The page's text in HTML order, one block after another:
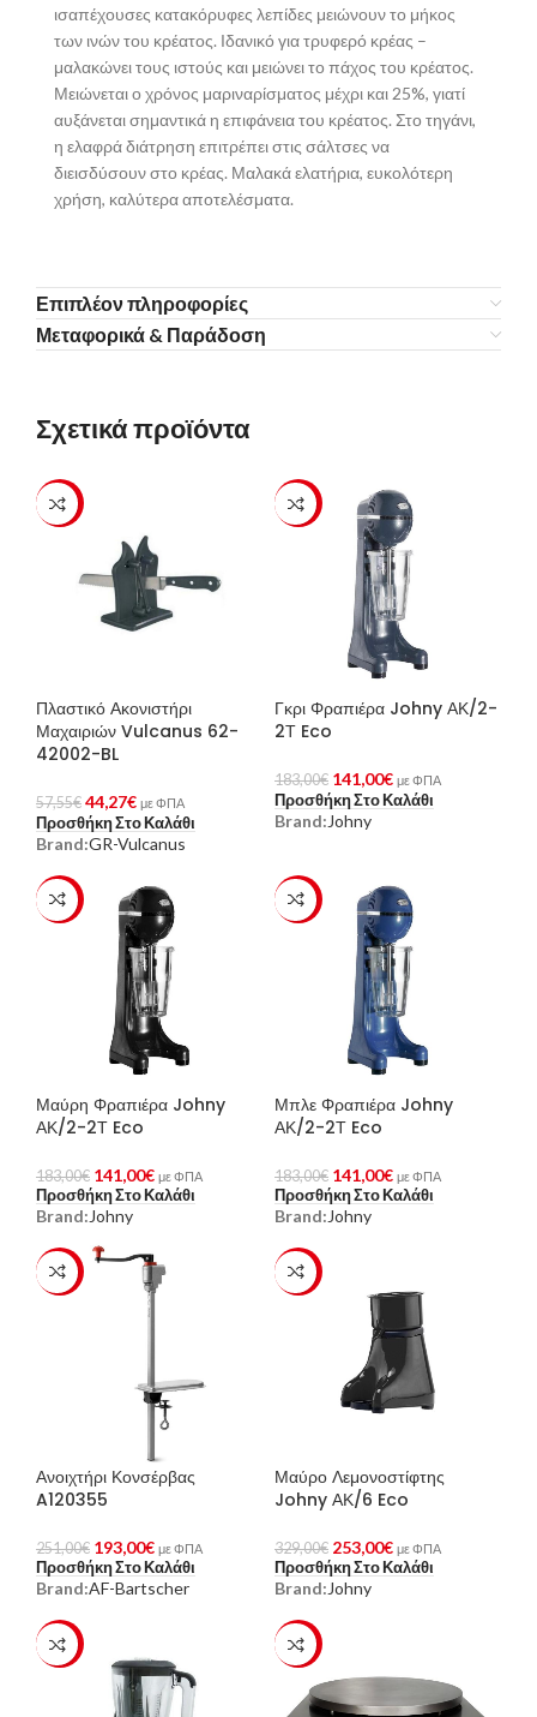
ισαπέχουσες κατακόρυφες λεπίδες μειώνουν το μήκος
των ινών του κρέατος. Ιδανικό για τρυφερό κρέας –
μαλακώνει τους ιστούς και μειώνει το πάχος του κρέατος.
Μειώνεται ο χρόνος μαριναρίσματος μέχρι και 25%, γιατί
αυξάνεται σημαντικά η επιφάνεια του κρέατος. Στο τηγάνι,
η ελαφρά διάτρηση επιτρέπει στις σάλτσες να
διεισδύσουν στο κρέας. Μαλακά ελατήρια, ευκολότερη
χρήση, καλύτερα αποτελέσματα.
Επιπλέον πληροφορίες
Μεταφορικά & Παράδοση
Σχετικά προϊόντα
-23%
Πλαστικό Ακονιστήρι
Μαχαιριών Vulcanus 62-
42002-BL
57,55€ 44,27€ με ΦΠΑ
Προσθήκη Στο Καλάθι
Brand:GR-Vulcanus
-23%
Γκρι Φραπιέρα Johny ΑΚ/2-
2Τ Eco
183,00€ 141,00€ με ΦΠΑ
Προσθήκη Στο Καλάθι
Brand: Johny
-23%
Μαύρη Φραπιέρα Johny
ΑΚ/2-2Τ Eco
183,00€ 141,00€ με ΦΠΑ
Προσθήκη Στο Καλάθι
Brand: Johny
-23%
Μπλε Φραπιέρα Johny
ΑΚ/2-2Τ Eco
183,00€ 141,00€ με ΦΠΑ
Προσθήκη Στο Καλάθι
Brand: Johny
-23%
Ανοιχτήρι Κονσέρβας
A120355
251,00€ 193,00€ με ΦΠΑ
Προσθήκη Στο Καλάθι
Brand:AF-Bartscher
-23%
Μαύρο Λεμονοστίφτης
Johny ΑΚ/6 Eco
329,00€ 253,00€ με ΦΠΑ
Προσθήκη Στο Καλάθι
Brand: Johny
-23% -23%